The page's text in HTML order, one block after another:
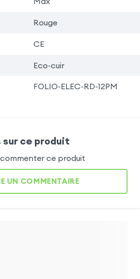
Rouge
CE
Eco-cuir
FOLIO-ELEC-RD-12PM
sur ce produit
ce produit
UN COMMENTAIRE